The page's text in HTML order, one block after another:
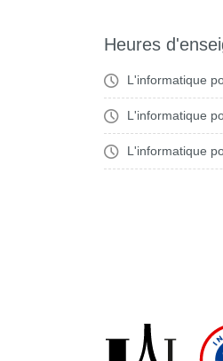
Heures
L'informatique
L'informatique
L'informatique